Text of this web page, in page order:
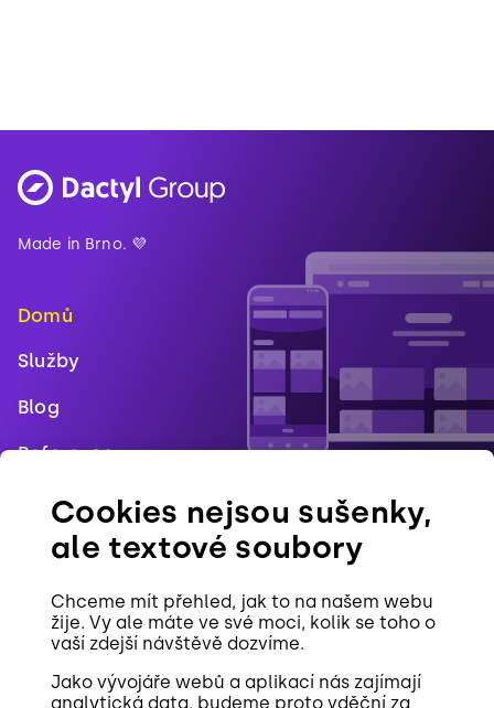
Cookies nejsou sušenky,
ale textové soubory
Chceme mít přehled, jak to na našem webu
žije. Vy ale máte ve své moci, kolik se toho o
vaší zdejší návštěvě dozvíme.
Jako vývojáře webů a aplikací nás zajímají
analytická data, budeme proto vděční za
Made in Brno. 💜
Domů
Služby
Blog
Reference
Pracovní pozice
Kontakt
Cookies